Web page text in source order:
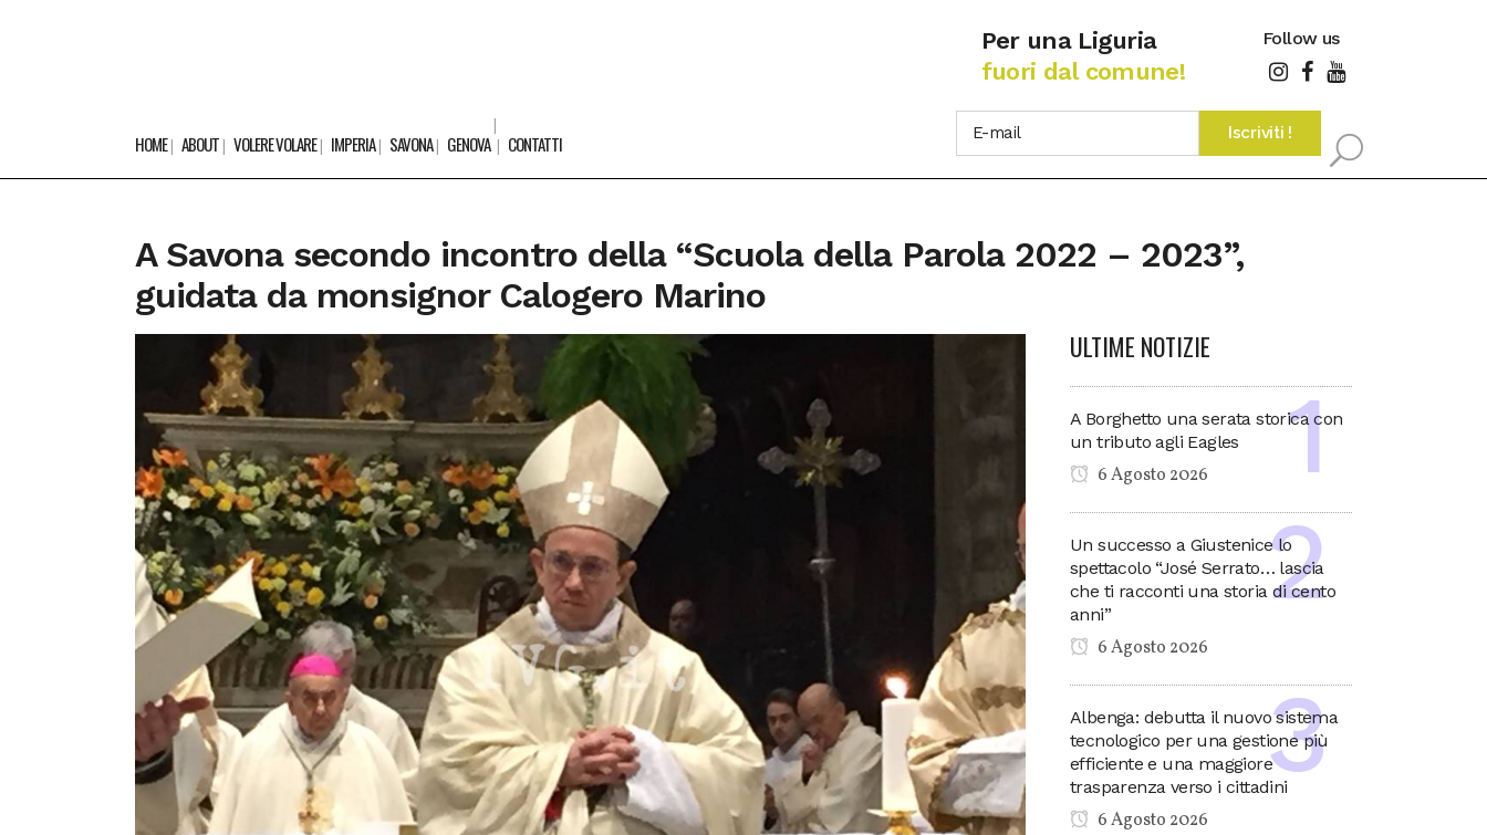
Per una Liguria
fuori dal comune!
Follow us
HOME ABOUT VOLERE VOLARE IMPERIA SAVONA GENOVA CONTATTI
A Savona secondo incontro della “Scuola della Parola 2022 – 2023”,
guidata da monsignor Calogero Marino
ULTIME NOTIZIE
A Borghetto una serata storica con
un tributo agli Eagles
6 Agosto 2026
Un successo a Giustenice lo
spettacolo “José Serrato… lascia
che ti racconti una storia di cento
anni”
6 Agosto 2026
Albenga: debutta il nuovo sistema
tecnologico per una gestione più
efficiente e una maggiore
trasparenza verso i cittadini
6 Agosto 2026